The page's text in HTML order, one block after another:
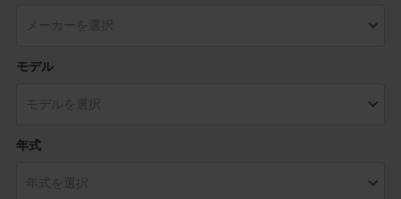
モデル
年式